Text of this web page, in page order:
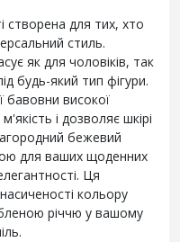
створена для тих, хто
стиль.
як для чоловіків, так
будь-який тип фігури.
бавовни високої
і дозволяє шкірі
бежевий
для ваших щоденних
Ця
кольору
річчю у вашому